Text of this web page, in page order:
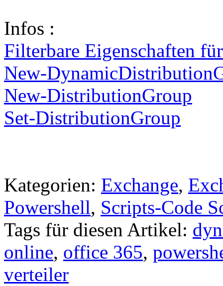
Infos :
Filterbare Eigenschaften
New-
New-DistributionGroup
Set-DistributionGroup
Kategorien: Exchange,
Powershell, Scripts-Code
Tags für diesen Artikel:
online, office 365,
verteiler